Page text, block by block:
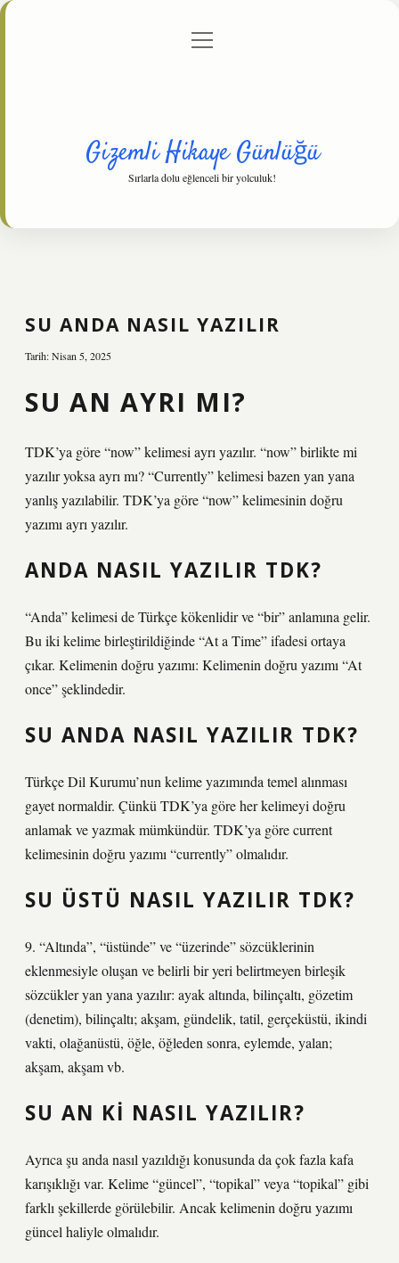
Gizlilik Politikası
menüyü
Gizemli Hikaye Günlüğü
Sırlarla dolu eğlenceli bir yolculuk!
SU ANDA NASIL YAZILIR
Tarih: Nisan 5, 2025
SU AN AYRI MI?
TDK’ya göre “now” kelimesi ayrı yazılır. “now” birlikte mi
yazılır yoksa ayrı mı? “Currently” kelimesi bazen yan yana
yanlış yazılabilir. TDK’ya göre “now” kelimesinin doğru
yazımı ayrı yazılır.
ANDA NASIL YAZILIR TDK?
“Anda” kelimesi de Türkçe kökenlidir ve “bir” anlamına gelir.
Bu iki kelime birleştirildiğinde “At a Time” ifadesi ortaya
çıkar. Kelimenin doğru yazımı: Kelimenin doğru yazımı “At
once” şeklindedir.
SU ANDA NASIL YAZILIR TDK?
Türkçe Dil Kurumu’nun kelime yazımında temel alınması
gayet normaldir. Çünkü TDK’ya göre her kelimeyi doğru
anlamak ve yazmak mümkündür. TDK’ya göre current
kelimesinin doğru yazımı “currently” olmalıdır.
SU ÜSTÜ NASIL YAZILIR TDK?
9. “Altında”, “üstünde” ve “üzerinde” sözcüklerinin
eklenmesiyle oluşan ve belirli bir yeri belirtmeyen birleşik
sözcükler yan yana yazılır: ayak altında, bilinçaltı, gözetim
(denetim), bilinçaltı; akşam, gündelik, tatil, gerçeküstü, ikindi
vakti, olağanüstü, öğle, öğleden sonra, eylemde, yalan;
akşam, akşam vb.
SU AN KI NASIL YAZILIR?
Ayrıca şu anda nasıl yazıldığı konusunda da çok fazla kafa
karışıklığı var. Kelime “güncel”, “topikal” veya “topikal” gibi
farklı şekillerde görülebilir. Ancak kelimenin doğru yazımı
güncel haliyle olmalıdır.